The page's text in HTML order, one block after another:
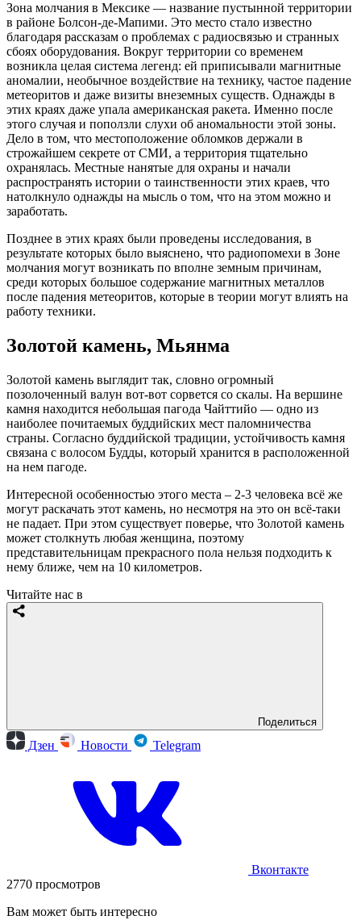
Зона молчания в Мексике — название пустынной территории
в районе Болсон-де-Мапими. Это место стало известно
благодаря рассказам о проблемах с радиосвязью и странных
сбоях оборудования. Вокруг территории со временем
возникла целая система легенд: ей приписывали магнитные
аномалии, необычное воздействие на технику, частое падение
метеоритов и даже визиты внеземных существ. Однажды в
этих краях даже упала американская ракета. Именно после
этого случая и поползли слухи об аномальности этой зоны.
Дело в том, что местоположение обломков держали в
строжайшем секрете от СМИ, а территория тщательно
охранялась. Местные нанятые для охраны и начали
распространять истории о таинственности этих краев, что
натолкнуло однажды на мысль о том, что на этом можно и
заработать.
Позднее в этих краях были проведены исследования, в
результате которых было выяснено, что радиопомехи в Зоне
молчания могут возникать по вполне земным причинам,
среди которых большое содержание магнитных металлов
после падения метеоритов, которые в теории могут влиять на
работу техники.
Золотой камень, Мьянма
Золотой камень выглядит так, словно огромный
позолоченный валун вот-вот сорвется со скалы. На вершине
камня находится небольшая пагода Чайттийо — одно из
наиболее почитаемых буддийских мест паломничества
страны. Согласно буддийской традиции, устойчивость камня
связана с волосом Будды, который хранится в расположенной
на нем пагоде.
Интересной особенностью этого места – 2-3 человека всё же
могут раскачать этот камень, но несмотря на это он всё-таки
не падает. При этом существует поверье, что Золотой камень
может столкнуть любая женщина, поэтому
представительницам прекрасного пола нельзя подходить к
нему ближе, чем на 10 километров.
Читайте нас в
Поделиться
Дзен Новости Telegram
Вконтакте
2770 просмотров
Вам может быть интересно